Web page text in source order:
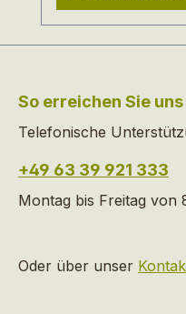
So erreichen Sie uns
Telefonische
+49 63 39 921 333
Montag bis Freitag von
Oder über unser